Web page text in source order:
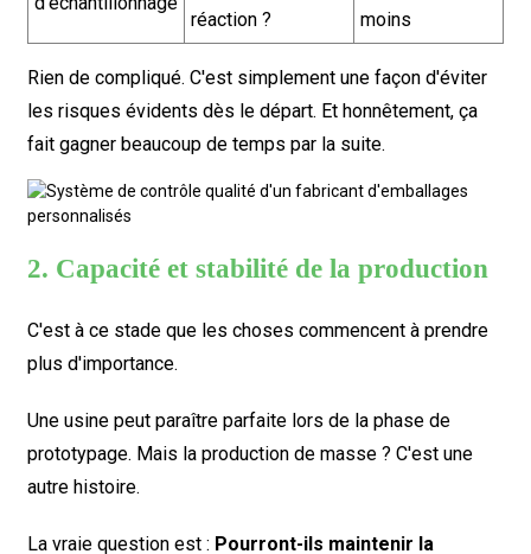
réaction ? moins
Rien de compliqué. C'est simplement une façon d'éviter
les risques évidents dès le départ. Et honnêtement, ça
fait gagner beaucoup de temps par la suite.
2. Capacité et stabilité de la production
C'est à ce stade que les choses commencent à prendre
plus d'importance.
Une usine peut paraître parfaite lors de la phase de
prototypage. Mais la production de masse ? C'est une
autre histoire.
La vraie question est : Pourront-ils maintenir la